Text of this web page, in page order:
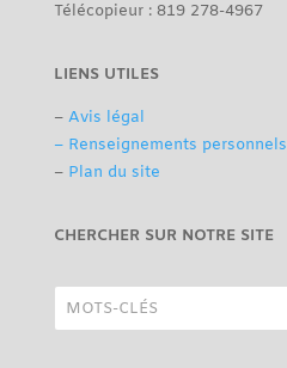
Télécopieur : 819 278-4967
LIENS UTILES
– Avis légal
– Renseignements personnels
– Plan du site
CHERCHER SUR NOTRE SITE